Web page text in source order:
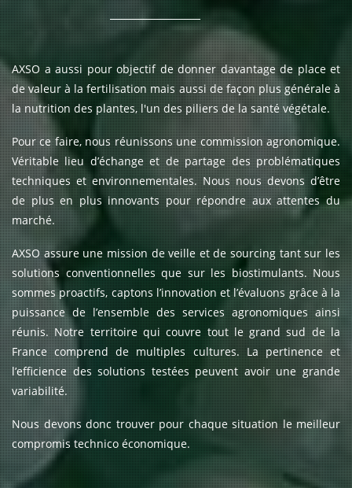
AXSO a aussi pour objectif de donner davantage de place et
de valeur à la fertilisation mais aussi de façon plus générale à
la nutrition des plantes, l'un des piliers de la santé végétale.
Pour ce faire, nous réunissons une commission agronomique.
Véritable lieu d’échange et de partage des problématiques
techniques et environnementales. Nous nous devons d’être
de plus en plus innovants pour répondre aux attentes du
marché.
AXSO assure une mission de veille et de sourcing tant sur les
solutions conventionnelles que sur les biostimulants. Nous
sommes proactifs, captons l’innovation et l’évaluons grâce à la
puissance de l’ensemble des services agronomiques ainsi
réunis. Notre territoire qui couvre tout le grand sud de la
France comprend de multiples cultures. La pertinence et
l’efficience des solutions testées peuvent avoir une grande
variabilité.
Nous devons donc trouver pour chaque situation le meilleur
compromis technico économique.